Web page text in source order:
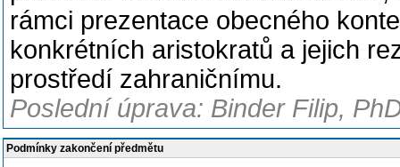
rámci prezentace obecného
konkrétních aristokratů a jejich
prostředí zahraničnímu.
Poslední úprava: Binder Filip,
Podmínky zakončení předmětu